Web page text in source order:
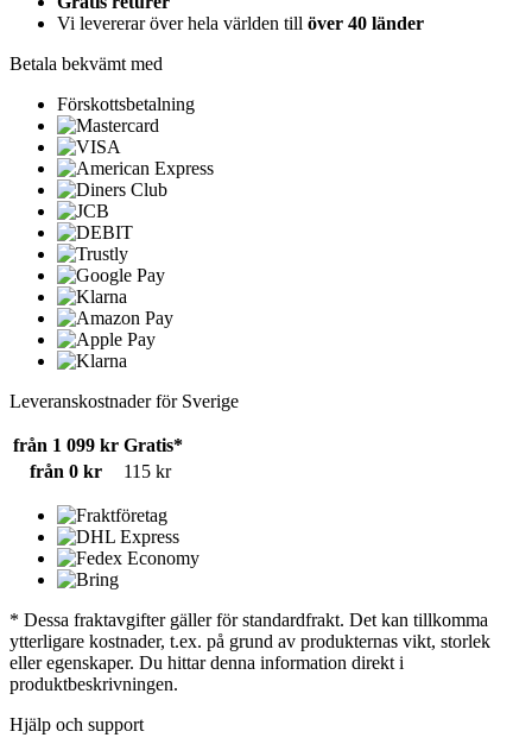
Vi levererar över hela världen till över 40 länder
Betala bekvämt med
Förskottsbetalning
Leveranskostnader för Sverige
från 1 099 kr Gratis*
från 0 kr
115 kr
* Dessa fraktavgifter gäller för standardfrakt. Det kan tillkomma
ytterligare kostnader, t.ex. på grund av produkternas vikt, storlek
eller egenskaper. Du hittar denna information direkt i
produktbeskrivningen.
Hjälp och support